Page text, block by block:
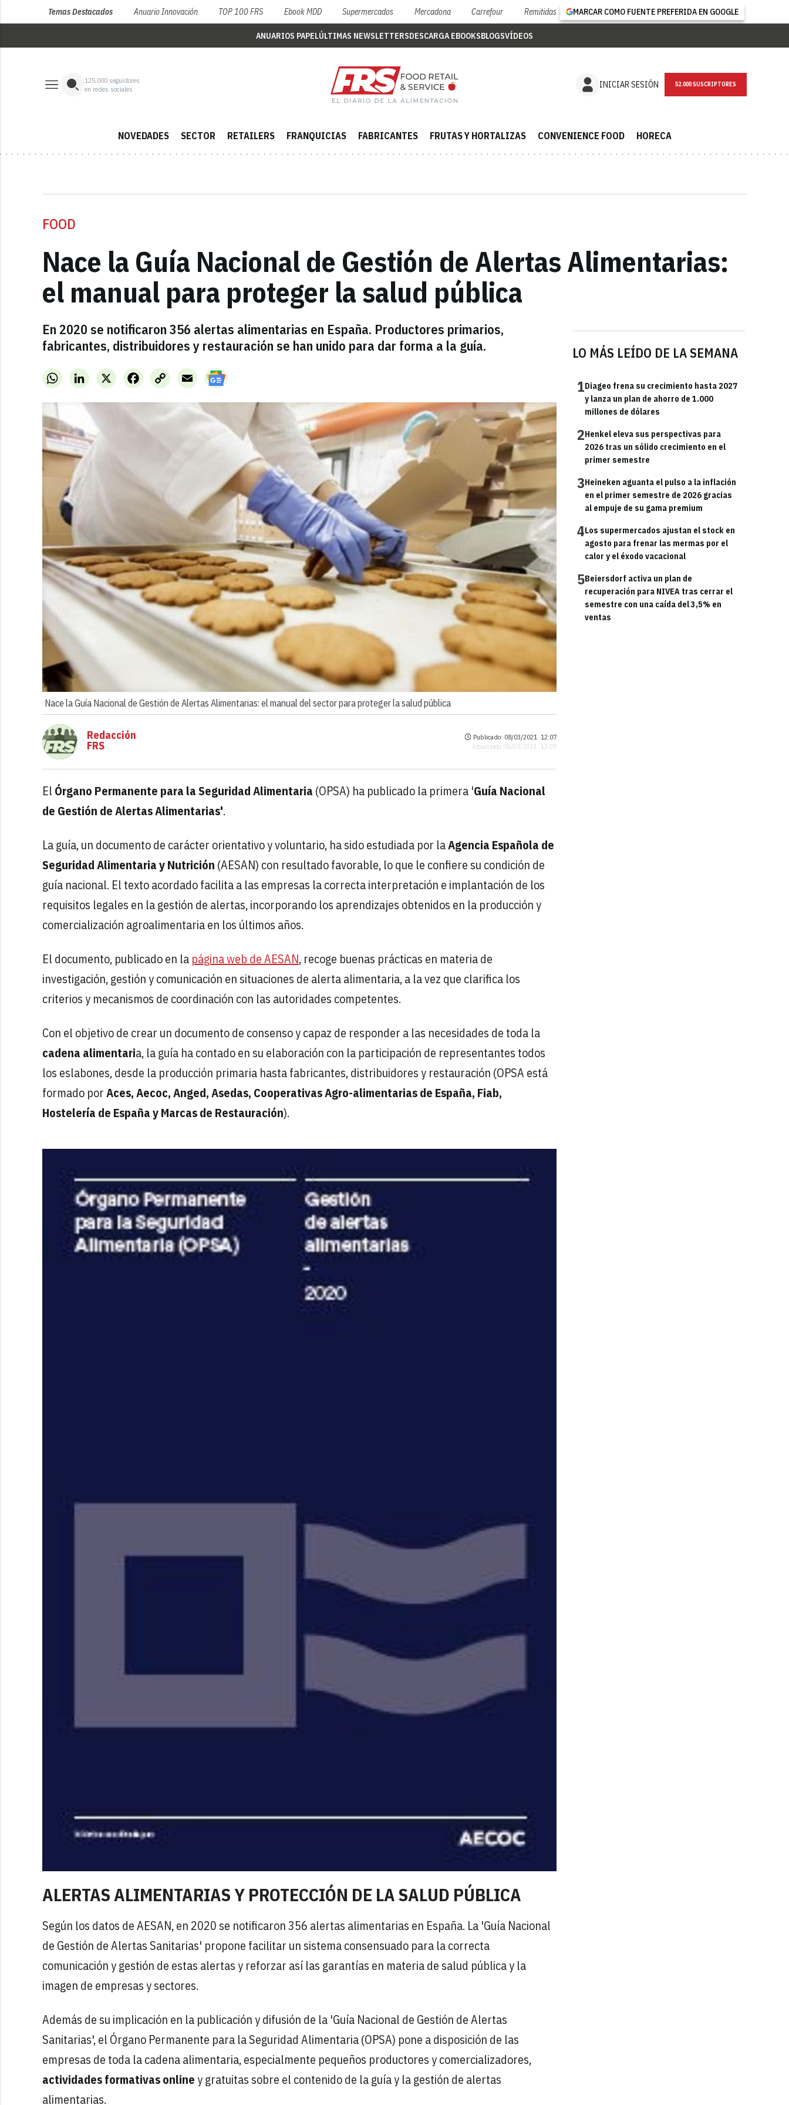
Temas Destacados Anuario Innovación TOP 100 FRS Ebook MDD Supermercados Mercadona Carrefour Remitidas MARCAR COMO FUENTE PREFERIDA EN GOOGLE
ANUARIOS PAPELÚLTIMAS NEWSLETTERSDESCARGA EBOOKSBLOGSVÍDEOS
125,000 seguidores
en redes sociales
INICIAR SESIÓN NEWSLETTER
NOVEDADES SECTOR RETAILERS FRANQUICIAS FABRICANTES FRUTAS Y HORTALIZAS CONVENIENCE FOOD HORECA
FOOD
Nace la Guía Nacional de Gestión de Alertas Alimentarias:
el manual para proteger la salud pública
En 2020 se notificaron 356 alertas alimentarias en España. Productores primarios,
fabricantes, distribuidores y restauración se han unido para dar forma a la guía.
WhatsAppLinkedInX FacebookCopy
Link
Email
Nace la Guía Nacional de Gestión de Alertas Alimentarias: el manual del sector para proteger la salud pública
LO MÁS LEÍDO DE LA SEMANA
1Diageo frena su crecimiento hasta 2027
y lanza un plan de ahorro de 1.000
millones de dólares
2Henkel eleva sus perspectivas para
2026 tras un sólido crecimiento en el
primer semestre
3Heineken aguanta el pulso a la inflación
en el primer semestre de 2026 gracias
al empuje de su gama premium
4Los supermercados ajustan el stock en
agosto para frenar las mermas por el
calor y el éxodo vacacional
5Beiersdorf activa un plan de
recuperación para NIVEA tras cerrar el
semestre con una caída del 3,5% en
ventas
Redacción
FRS
Publicado: 08/03/2021 ·12:07
Actualizado: 08/03/2021 · 12:07
El Órgano Permanente para la Seguridad Alimentaria (OPSA) ha publicado la primera 'Guía Nacional
de Gestión de Alertas Alimentarias'.
La guía, un documento de carácter orientativo y voluntario, ha sido estudiada por laAgencia Española de
Seguridad Alimentaria y Nutrición (AESAN) con resultado favorable, lo que le confiere su condición de
guía nacional. El texto acordado facilita a las empresas la correcta interpretación e implantación de los
requisitos legales en la gestión de alertas, incorporando los aprendizajes obtenidos en la producción y
comercialización agroalimentaria en los últimos años.
El documento, publicado en la página web de AESAN, recoge buenas prácticas en materia de
investigación, gestión y comunicación en situaciones de alerta alimentaria, a la vez que clarifica los
criterios y mecanismos de coordinación con las autoridades competentes.
Con el objetivo de crear un documento de consenso y capaz de responder a las necesidades de toda la
cadena alimentaria, la guía ha contado en su elaboración con la participación de representantes todos
los eslabones, desde la producción primaria hasta fabricantes, distribuidores y restauración (OPSA está
formado porAces, Aecoc, Anged, Asedas, Cooperativas Agro-alimentarias de España, Fiab,
Hostelería de España y Marcas de Restauración).
ALERTAS ALIMENTARIAS Y PROTECCIÓN DE LA SALUD PÚBLICA
Según los datos de AESAN, en 2020 se notificaron 356 alertas alimentarias en España. La 'Guía Nacional
de Gestión de Alertas Sanitarias' propone facilitar un sistema consensuado para la correcta
comunicación y gestión de estas alertas y reforzar así las garantías en materia de salud pública y la
imagen de empresas y sectores.
Además de su implicación en la publicación y difusión de la 'Guía Nacional de Gestión de Alertas
Sanitarias', el Órgano Permanente para la Seguridad Alimentaria (OPSA) pone a disposición de las
empresas de toda la cadena alimentaria, especialmente pequeños productores y comercializadores,
actividades formativas onliney gratuitas sobre el contenido de la guía y la gestión de alertas
alimentarias.